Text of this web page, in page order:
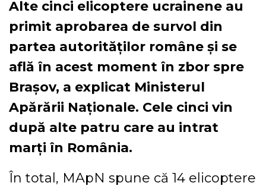
ReddIt Linkedin Telegram WhatsApp
E-mail Print
Alte cinci elicoptere ucrainene au
primit aprobarea de survol din
partea autorităților române și se
află în acest moment în zbor spre
Brașov, a explicat Ministerul
Apărării Naționale. Cele cinci vin
după alte patru care au intrat
marți în România.
În total, MApN spune că 14 elicoptere